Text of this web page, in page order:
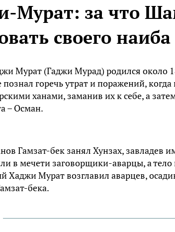
Мурaт: за что
своего наиба
Мурaт (Гaджи Мурaд) родился около
горечь утрат и поражений,
ханами, заманив их к себе, а
– Осман.
Гамзат-бек занял Хунзах, завладев
в мечети заговорщики-авaрцы, а
Хаджи Мурaт возглавил аварцев,
бека.